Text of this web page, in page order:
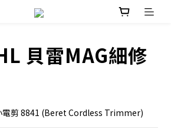
貝雷MAG細修
電剪 8841 (Beret Cordless Trimmer)